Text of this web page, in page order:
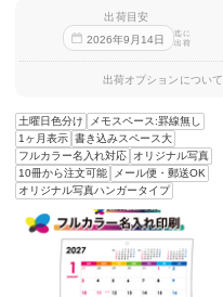
出荷目安
2026年9 月14日
迄に
出荷
出荷オプションについて
土曜日色分け
メモスペース:罫線無し
1ヶ月表示 書き込みスペース大
フルカラー名入れ対応
オリジナル写真
10冊から注文可能
メール便・郵送OK
オリジナル写真ハンガータイプ